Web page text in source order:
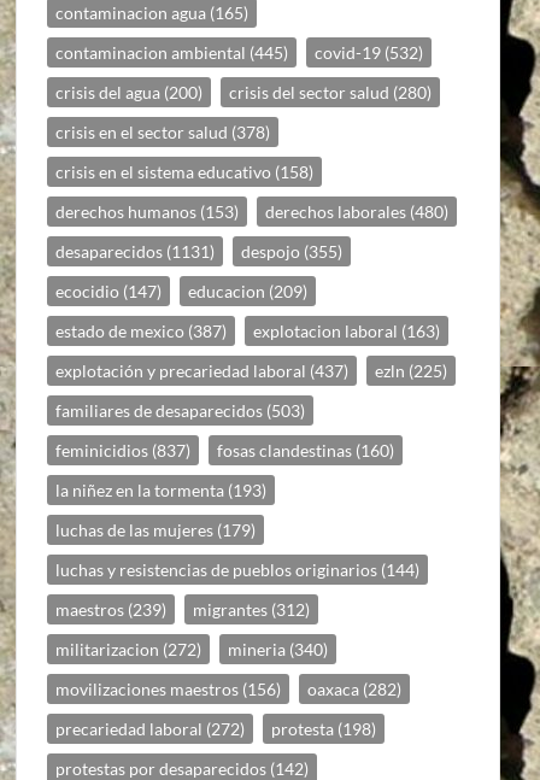
contaminacion agua (165)
contaminacion ambiental (445) covid-19 (532)
crisis del agua (200) crisis del sector salud (280)
crisis en el sector salud (378)
crisis en el sistema educativo (158)
derechos humanos (153) derechos laborales (480)
desaparecidos (1131) despojo (355)
ecocidio (147) educacion (209)
estado de mexico (387) explotacion laboral (163)
explotación y precariedad laboral (437) ezln (225)
familiares de desaparecidos (503)
feminicidios (837) fosas clandestinas (160)
la niñez en la tormenta (193)
luchas de las mujeres (179)
luchas y resistencias de pueblos originarios (144)
maestros (239) migrantes (312)
militarizacion (272) mineria (340)
movilizaciones maestros (156) oaxaca (282)
precariedad laboral (272) protesta (198)
protestas por desaparecidos (142)